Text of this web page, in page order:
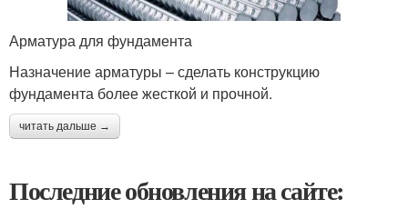
Арматура для фундамента
Назначение арматуры – сделать конструкцию
фундамента более жесткой и прочной.
читать дальше →
Последние обновления на сайте: